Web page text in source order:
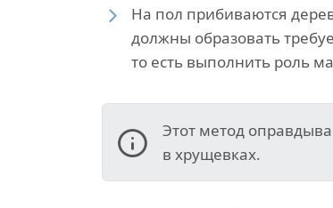
На пол прибиваются
должны образовать
то есть выполнить роль
Этот метод
в хрущевках.